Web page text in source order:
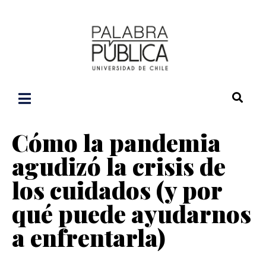
Cómo la pandemia
agudizó la crisis de
los cuidados (y por
qué puede ayudarnos
a enfrentarla)